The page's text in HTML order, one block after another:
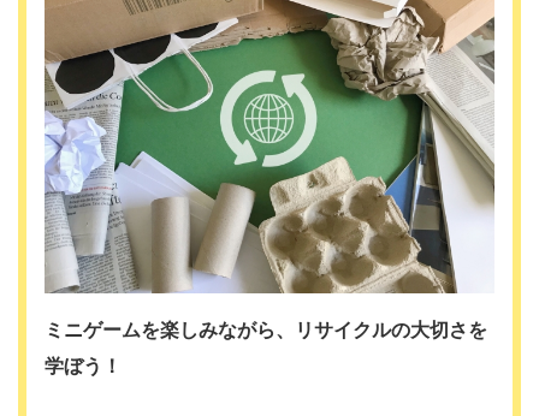
ミニゲームを楽しみながら、リサイクルの大切さを
学ぼう！